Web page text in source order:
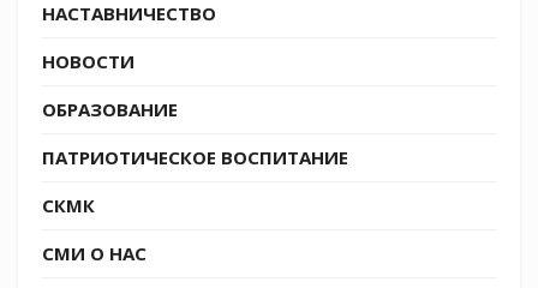
НАСТАВНИЧЕСТВО
НОВОСТИ
ОБРАЗОВАНИЕ
ПАТРИОТИЧЕСКОЕ ВОСПИТАНИЕ
СКМК
СМИ О НАС